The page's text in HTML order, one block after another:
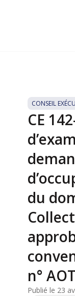
CONSEIL
CE
du
n°
Publié le 23